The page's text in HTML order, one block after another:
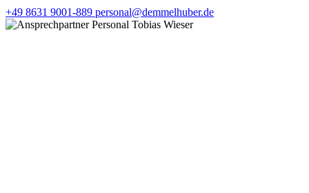
+49 8631 9001-889 personal@demmelhuber.de